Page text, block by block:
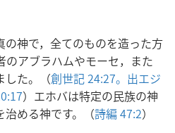
神で，全てのものを造った方
のアブラハムやモーセ，また
した。（創世記 24:27。 出エジ
）エホバは特定の民族の神
める神です。（詩編 47:2）